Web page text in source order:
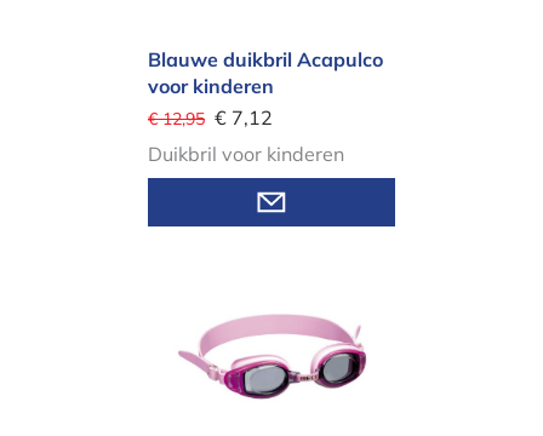
Blauwe duikbril Acapulco
voor kinderen
€ 12,95 € 7,12
Duikbril voor kinderen